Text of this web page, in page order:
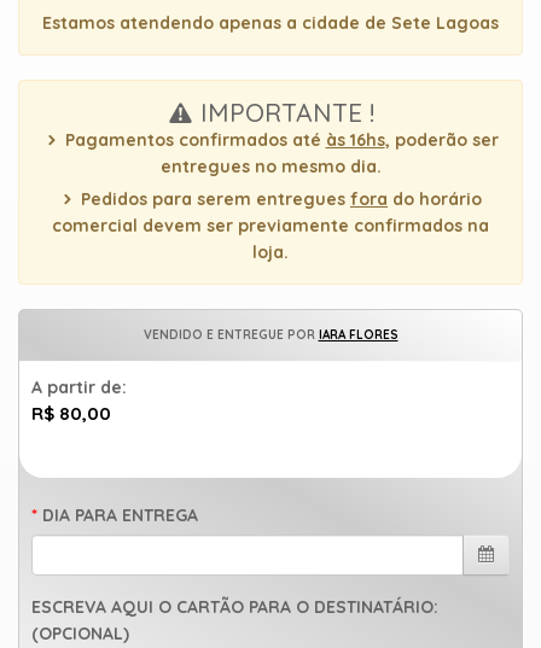
Estamos atendendo apenas a cidade de Sete Lagoas
IMPORTANTE !
Pagamentos confirmados até às 16hs, poderão ser
entregues no mesmo dia.
Pedidos para serem entregues fora do horário
comercial devem ser previamente confirmados na
loja.
VENDIDO E ENTREGUE POR IARA FLORES
A partir de:
R$ 80,00
DIA PARA ENTREGA
ESCREVA AQUI O CARTÃO PARA O DESTINATÁRIO:
(OPCIONAL)